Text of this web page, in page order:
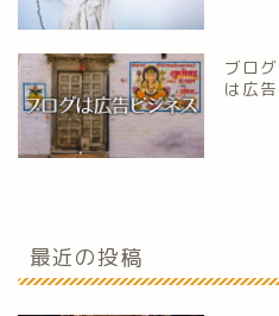
ブロ
は広
最近の投稿